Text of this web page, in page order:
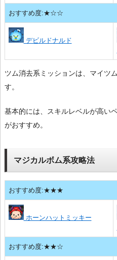
おすすめ度:★☆☆
デビルドナルド
ツム消去系ミッションは、マイツ
す。
基本的には、スキルレベルが高い
がおすすめ。
マジカルボム系攻略法
おすすめ度:★★★
ホーンハットミッキー
おすすめ度:★★☆